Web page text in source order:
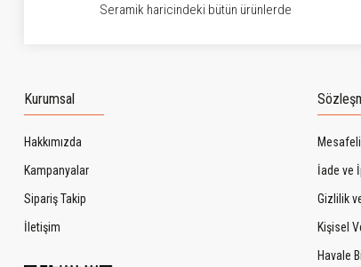
Seramik haricindeki bütün ürünlerde
Kurumsal
Hakkımızda
Kampanyalar
Sipariş Takip
İletişim
İade ve
Gizlilik
Kişisel
Havale